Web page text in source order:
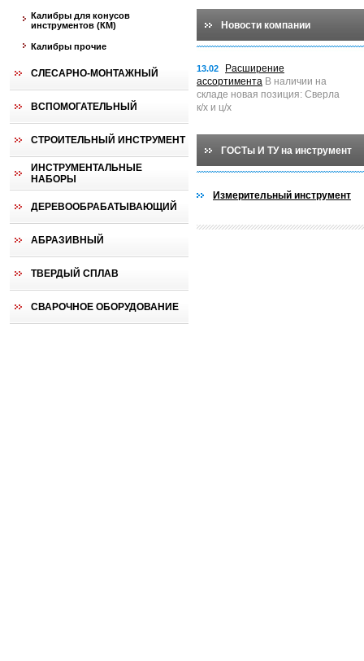
Калибры для конусов
инструментов (КМ)
Калибры прочие
СЛЕСАРНО-МОНТАЖНЫЙ
ВСПОМОГАТЕЛЬНЫЙ
СТРОИТЕЛЬНЫЙ ИНСТРУМЕНТ
ИНСТРУМЕНТАЛЬНЫЕ
НАБОРЫ
ДЕРЕВООБРАБАТЫВАЮЩИЙ
АБРАЗИВНЫЙ
ТВЕРДЫЙ СПЛАВ
СВАРОЧНОЕ ОБОРУДОВАНИЕ
Новости компании
13.02
Расширение
ассортимента В наличии на
складе новая позиция: Сверла
к/х и ц/х
ГОСТы И ТУ на инструмент
Измерительный инструмент